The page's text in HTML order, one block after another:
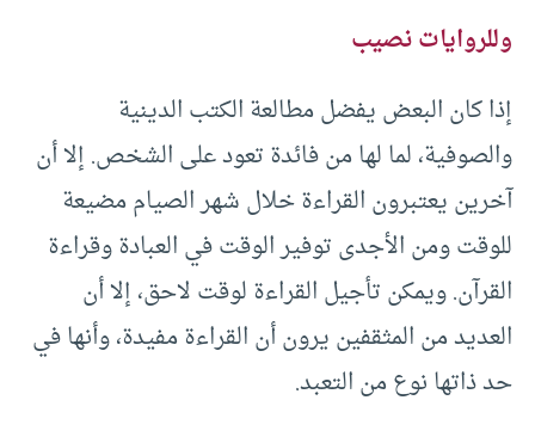
وللروايات نصيب
إذا كان البعض يفضل مطالعة الكتب الدينية
والصوفية، لما لها من فائدة تعود على الشخص. إلا أن
آخرين يعتبرون القراءة خلال شهر الصيام مضيعة
للوقت ومن الأجدى توفير الوقت في العبادة وقراءة
القرآن. ويمكن تأجيل القراءة لوقت لاحق، إلا أن
العديد من المثقفين يرون أن القراءة مفيدة، وأنها في
حد ذاتها نوع من التعبد.